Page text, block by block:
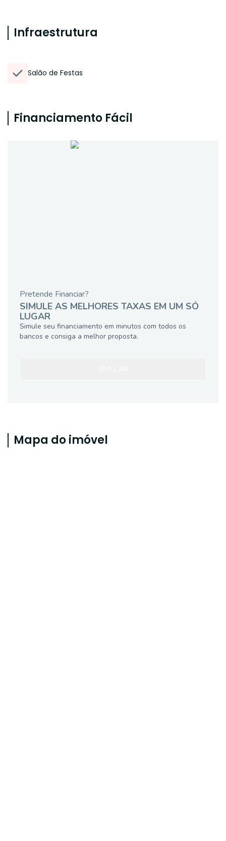
Infraestrutura
Salão de Festas
Financiamento Fácil
Pretende Financiar?
SIMULE AS MELHORES TAXAS EM UM SÓ
LUGAR
Simule seu financiamento em minutos com todos os
bancos e consiga a melhor proposta.
Mapa do imóvel